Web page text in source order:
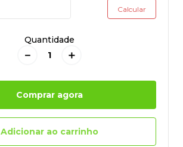
Quantidade
＋
－
Comprar agora
Adicionar ao carrinho